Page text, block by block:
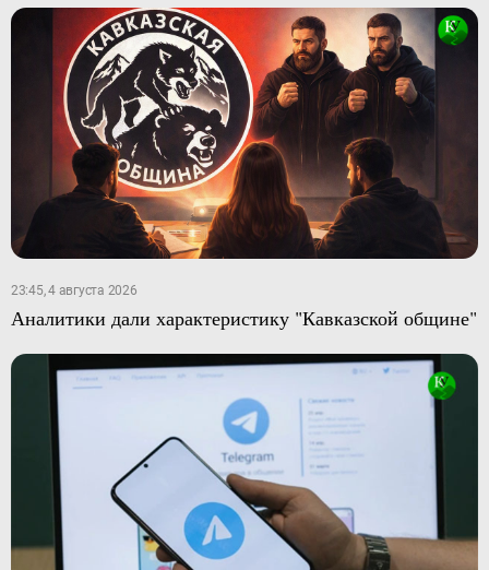
23:45, 4 августа 2026
Аналитики дали характеристику "Кавказской общине"